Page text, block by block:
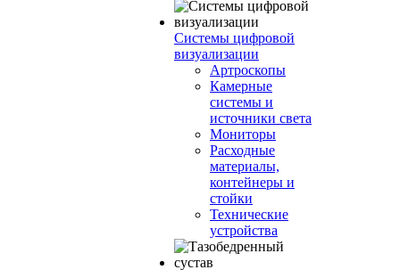
Системы цифровой
визуализации
Артроскопы
Камерные
системы и
источники света
Мониторы
Расходные
материалы,
контейнеры и
стойки
Технические
устройства